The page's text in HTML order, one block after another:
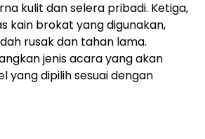
kulit dan selera pribadi. Ketiga,
kain brokat yang digunakan,
rusak dan tahan lama.
jenis acara yang akan
yang dipilih sesuai dengan